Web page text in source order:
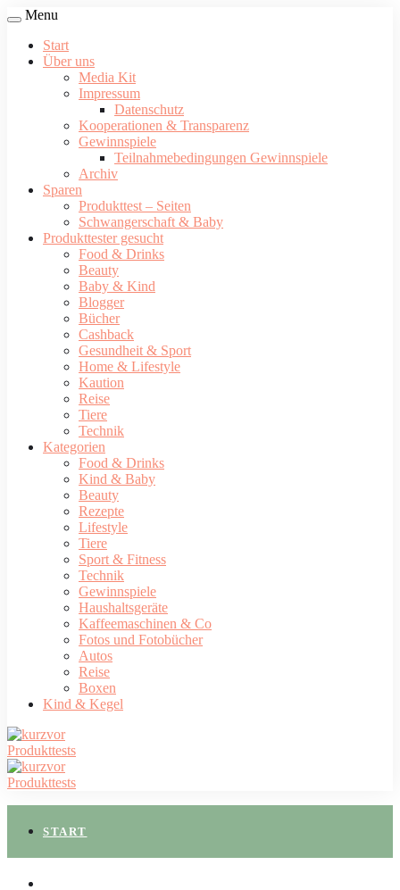
Menu
Start
Über uns
Media Kit
Impressum
Datenschutz
Kooperationen & Transparenz
Gewinnspiele
Teilnahmebedingungen Gewinnspiele
Archiv
Sparen
Produkttest – Seiten
Schwangerschaft & Baby
Produkttester gesucht
Food & Drinks
Beauty
Baby & Kind
Blogger
Bücher
Cashback
Gesundheit & Sport
Home & Lifestyle
Kaution
Reise
Tiere
Technik
Kategorien
Food & Drinks
Kind & Baby
Beauty
Rezepte
Lifestyle
Tiere
Sport & Fitness
Technik
Gewinnspiele
Haushaltsgeräte
Kaffeemaschinen & Co
Fotos und Fotobücher
Autos
Reise
Boxen
Kind & Kegel
START